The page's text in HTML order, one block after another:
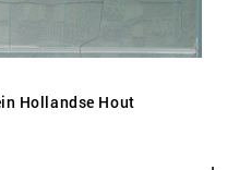
Hollandse Hout